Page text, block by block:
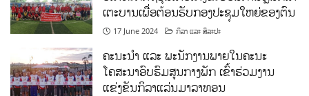
ເຕະບານເພື່ອຕ້ອນຮັບກອງປະຊຸມໃຫຍ່ຂອງຕົນ
17 June 2024 ກິລາ ແລະ ສິລະປະ
ຄະນະນຳ ແລະ ພະນັກງານພາຍໃນຄະນະ
ໂຄສະນາອົບຮົມສູນກາງພັກ ເຂົ້າຮ່ວມງານ
ແຂ່ງຂັນກິລາແລ່ນມາລາທອນ